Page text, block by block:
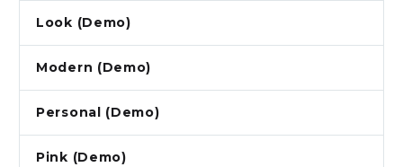
Look (Demo)
Modern (Demo)
Personal (Demo)
Pink (Demo)